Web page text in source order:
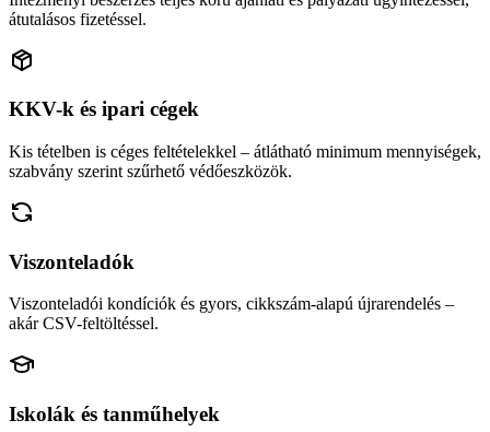
átutalásos fizetéssel.
KKV-k és ipari cégek
Kis tételben is céges feltételekkel – átlátható minimum mennyiségek,
szabvány szerint szűrhető védőeszközök.
Viszonteladók
Viszonteladói kondíciók és gyors, cikkszám-alapú újrarendelés –
akár CSV-feltöltéssel.
Iskolák és tanműhelyek